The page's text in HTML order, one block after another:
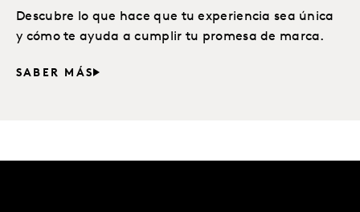
Descubre lo que hace que tu experiencia sea única
y cómo te ayuda a cumplir tu promesa de marca.
SABER MÁS